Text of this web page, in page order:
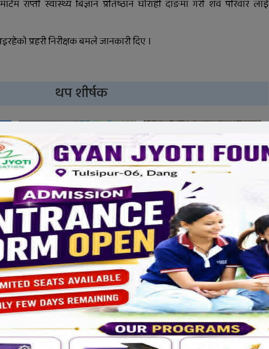
राप्ती स्वास्थ्य बिज्ञान प्रतिष्ठान घोराही दाङमा गरी शव परिवार लाई
प्रहरी निरीक्षक बमले जानकारी दिए ।
थप शीर्षक
राप्तीका अध्यक्ष विष्टको अनुकरणीय
काम: विपन्न बिरामीको उद्वारपछि
निःशुल्क उपचार
लुम्बिनीका मुख्यमन्त्री चौधरीले पाए
विश्वासको मत